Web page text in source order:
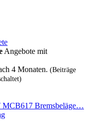
Angebote mit
4 Monaten. (Beiträge
MCB617 Bremsbeläge…